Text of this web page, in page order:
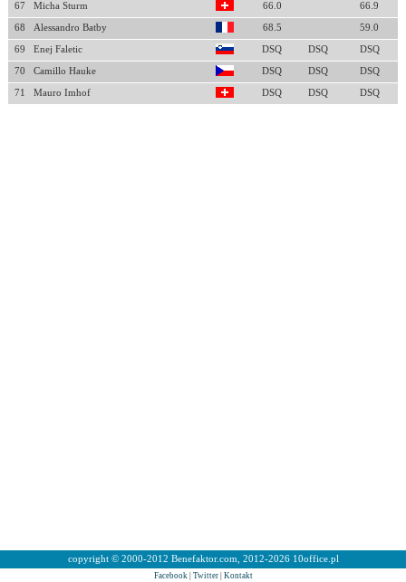
67 Micha Sturm 66.0 66.9
68 Alessandro Batby 68.5 59.0
69 Enej Faletic DSQ DSQ DSQ
70 Camillo Hauke DSQ DSQ DSQ
71 Mauro Imhof DSQ DSQ DSQ
copyright © 2000-2012 Benefaktor.com, 2012-2026 10office.pl
Facebook| Twitter| Kontakt